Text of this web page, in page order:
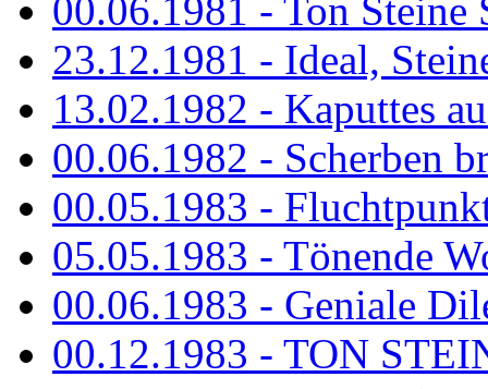
00.06.1981 - Ton Steine
23.12.1981 - Ideal,
13.02.1982 - Kaputtes
00.06.1982 - Scherben
00.05.1983 -
05.05.1983 - Tönende
00.06.1983 - Geniale
00.12.1983 - TON